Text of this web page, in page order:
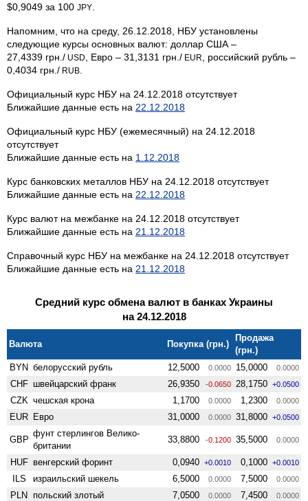
$0,9049 за 100 JPY
Напомним, что на среду, 26.12.2018, НБУ установлены
следующие курсы основных валют: доллар США –
27,4339 грн./ USD , Евро – 31,3131 грн./ EUR
, российский рубль –
0,4034 грн./ RUB
Официальный курс НБУ на 24.12.2018 отсутствует
Ближайшие данные есть на 22.12.2018
Официальный курс НБУ (ежемесячный) на 24.12.2018
отсутствует
Ближайшие данные есть на 1.12.2018
Курс банковских металлов НБУ на 24.12.2018 отсутствует
Ближайшие данные есть на 22.12.2018
Курс валют на межбанке на 24.12.2018 отсутствует
Ближайшие данные есть на 21.12.2018
Справочный курс НБУ на межбанке на 24.12.2018 отсутствует
Ближайшие данные есть на 21.12.2018
Средний курс обмена валют в банках Украины
на 24.12.2018
Валюта Покупка (грн.)
Продажа
(грн.)
BYN белорусский рубль 12,5000 0.0000 15,0000 0.0000
CHF швейцарский франк 26,9350 -0.0650 28,1750 +0.0500
CZK чешская крона 1,1700 0.0000 1,2300 0.0000
EUR Евро 31,0000 0.0000 31,8000 +0.0500
GBP
фунт стерлингов Велико­
британии
33,8800 -0.1200 35,5000 0.0000
HUF венгерский форинт 0,0940 +0.0010 0,1000 +0.0010
ILS израильский шекель 6,5000 0.0000 7,5000 0.0000
PLN польский злотый 7,0500 0.0000 7,4500 0.0000